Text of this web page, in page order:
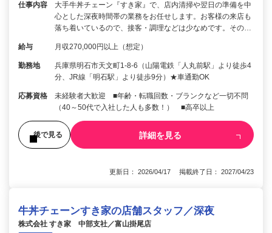
仕事内容
大手牛丼チェーン『すき家』で、店内清掃や翌日の準備を中
心とした深夜時間帯の業務をお任せします。お客様の来店も
落ち着いているので、接客・調理などは少なめです。その…
給与 月収270,000円以上（想定）
勤務地
兵庫県明石市天文町1-8-6（山陽電鉄「人丸前駅」より徒歩4
分、JR線「明石駅」より徒歩9分）★車通勤OK
応募資格
未経験者大歓迎 ■年齢・転職回数・ブランクなど一切不問
（40～50代で入社した人も多数！） ■高卒以上
後で見る 詳細を見る
更新日： 2026/04/17 掲載終了日： 2027/04/23
牛丼チェーンすき家の店舗スタッフ／深夜
株式会社 すき家 中部支社／富山掛尾店